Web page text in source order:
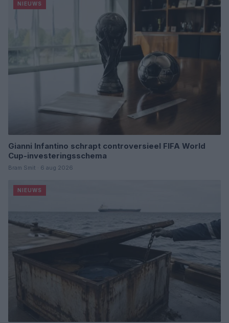
NIEUWS
Gianni Infantino schrapt controversieel FIFA World
Cup-investeringsschema
Bram Smit · 6 aug 2026
NIEUWS